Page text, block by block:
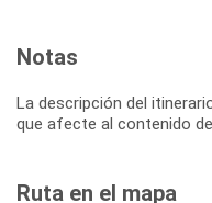
Notas
La descripción del
que afecte al contenido
Ruta en el mapa